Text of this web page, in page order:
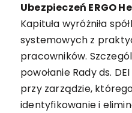
Ubezpieczeń ERGO
Kapituła wyróżniła
systemowych z
pracowników.
powołanie Rady ds.
przy zarządzie,
identyfikowanie i